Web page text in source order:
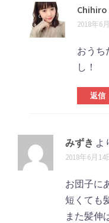
Chihiro
2018年6
おうち
し！
返信
みずき よ
2018年6月14
お団子に
短くても
また髪伸